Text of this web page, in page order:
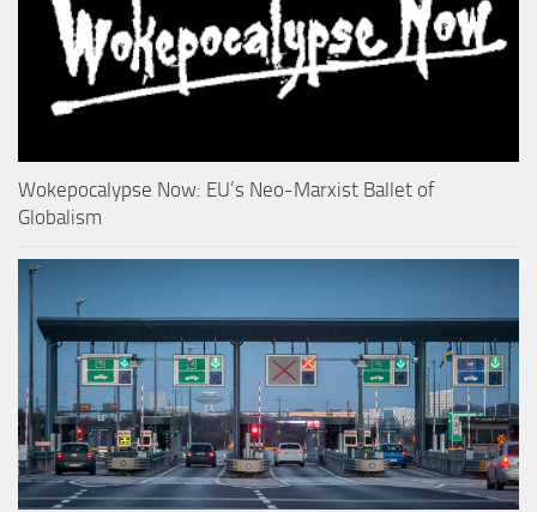
Wokepocalypse Now: EU’s Neo-Marxist Ballet of
Globalism